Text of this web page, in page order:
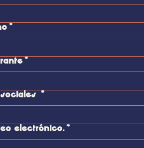
*
*
*
electrónico. *